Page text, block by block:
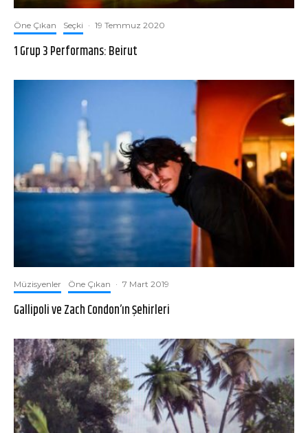
Öne Çıkan Seçki · 19 Temmuz 2020
1 Grup 3 Performans: Beirut
Müzisyenler Öne Çıkan · 7 Mart 2019
Gallipoli ve Zach Condon’ın Şehirleri